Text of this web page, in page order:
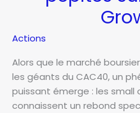
Actions
Alors que le marché
les géants du CAC40, un
puissant émerge : les small
connaissent un rebond